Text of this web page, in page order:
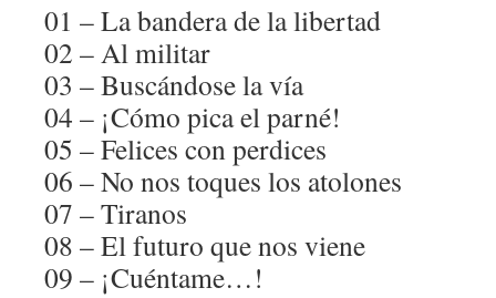
01 – La bandera de la libertad
02 – Al militar
03 – Buscándose la vía
04 – ¡Cómo pica el parné!
05 – Felices con perdices
06 – No nos toques los atolones
07 – Tiranos
08 – El futuro que nos viene
09 – ¡Cuéntame…!